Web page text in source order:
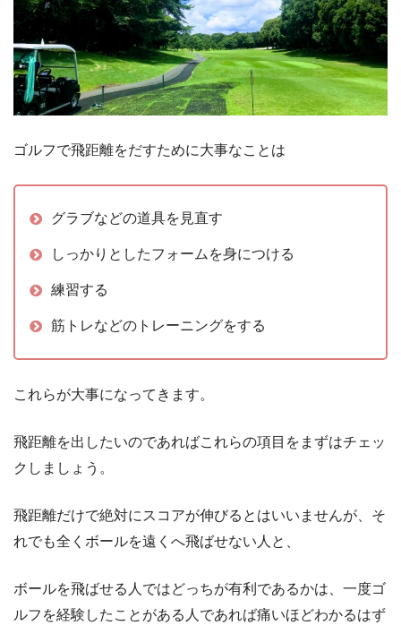
ゴルフで飛距離をだすために大事なことは
グラブなどの道具を見直す
しっかりとしたフォームを身につける
練習する
筋トレなどのトレーニングをする
これらが大事になってきます。
飛距離を出したいのであればこれらの項目をまずはチェッ
クしましょう。
飛距離だけで絶対にスコアが伸びるとはいいませんが、そ
れでも全くボールを遠くへ飛ばせない人と、
ボールを飛ばせる人ではどっちが有利であるかは、一度ゴ
ルフを経験したことがある人であれば痛いほどわかるはず